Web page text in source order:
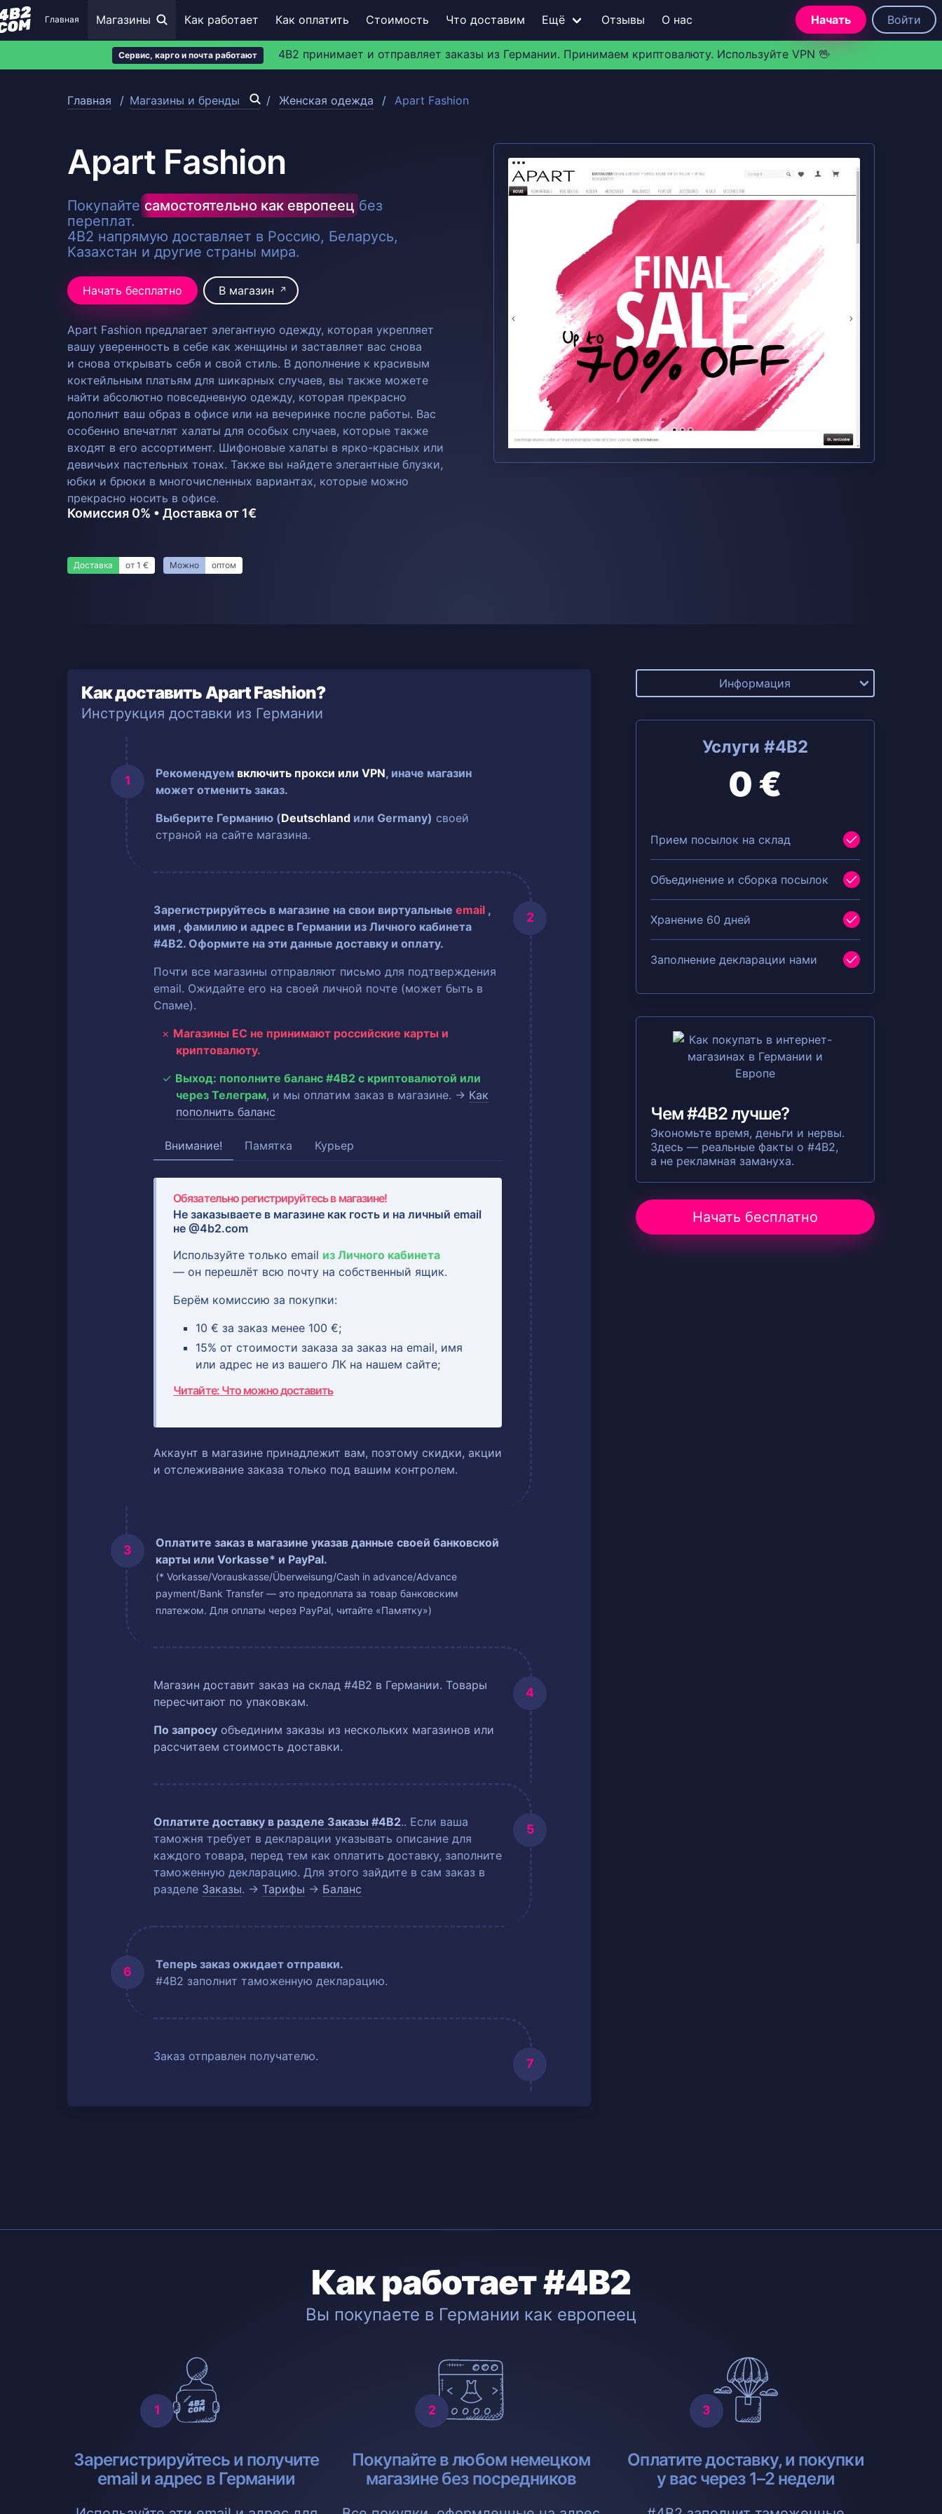
Сервис, карго и почта работают 4B2 принимает и отправляет заказы из Германии. Принимаем криптовалюту. Используйте VPN 🖖
Главная Магазины Как работает Как оплатить Стоимость Что доставим Ещё Отзывы О нас Начать Войти
Главная Магазины и бренды Женская одежда Apart Fashion
Apart Fashion
Покупайтесамостоятельно как европеец без
переплат.
4B2 напрямую доставляет в Россию, Беларусь,
Казахстан и другие страны мира.
Начать бесплатно В магазин ↗
Apart Fashion предлагает элегантную одежду, которая укрепляет
вашу уверенность в себе как женщины и заставляет вас снова
и снова открывать себя и свой стиль. В дополнение к красивым
коктейльным платьям для шикарных случаев, вы также можете
найти абсолютно повседневную одежду, которая прекрасно
дополнит ваш образ в офисе или на вечеринке после работы. Вас
особенно впечатлят халаты для особых случаев, которые также
входят в его ассортимент. Шифоновые халаты в ярко-красных или
девичьих пастельных тонах. Также вы найдете элегантные блузки,
юбки и брюки в многочисленных вариантах, которые можно
прекрасно носить в офисе.
Комиссия 0% • Доставка от 1€
Доставка от 1 € Можно оптом
Как доставить Apart Fashion?
Инструкция доставки из Германии
Рекомендуем включить прокси или VPN, иначе магазин
может отменить заказ.
Выберите Германию (Deutschland или Germany) своей
страной на сайте магазина.
Зарегистрируйтесь в магазине на свои виртуальныеemail ,
имя , фамилию и адрес в Германии из Личного кабинета
#4B2. Оформите на эти данные доставку и оплату.
Почти все магазины отправляют письмо для подтверждения
email. Ожидайте его на своей личной почте (может быть в
Спаме).
Магазины ЕС не принимают российские карты и
криптовалюту.
Выход: пополните баланс #4B2 с криптовалютой или
через Телеграм, и мы оплатим заказ в магазине. → Как
пополнить баланс
Внимание! Памятка Курьер
Обязательно регистрируйтесь в магазине!
Не заказываете в магазине как гость и наличный email
не @4b2.com
Используйте только email из Личного кабинета
— он перешлёт всю почту на собственный ящик.
Берём комиссию за покупки:
10 € за заказ менее 100 €;
15% от стоимости заказа за заказ на email, имя
или адрес не из вашего ЛК на нашем сайте;
Читайте: Что можно доставить
Аккаунт в магазине принадлежит вам, поэтому скидки, акции
и отслеживание заказа только под вашим контролем.
Оплатите заказ в магазине указав данные своей банковской
карты или Vorkasse* и PayPal.
(* Vorkasse/Vorauskasse/Überweisung/Cash in advance/Advance
payment/Bank Transfer — это предоплата за товар банковским
платежом. Для оплаты через PayPal, читайте «Памятку»)
Магазин доставит заказ на склад #4B2 в Германии. Товары
пересчитают по упаковкам.
По запросу объединим заказы из нескольких магазинов или
рассчитаем стоимость доставки.
Оплатите доставку в разделе Заказы #4B2.. Если ваша
таможня требует в декларации указывать описание для
каждого товара, перед тем как оплатить доставку, заполните
таможенную декларацию. Для этого зайдите в сам заказ в
разделе Заказы. → Тарифы → Баланс
Теперь заказ ожидает отправки.
#4B2 заполнит таможенную декларацию.
Заказ отправлен получателю.
Информация
Услуги #4B2
0 €
Прием посылок на склад
Объединение и сборка посылок
Хранение 60 дней
Заполнение декларации нами
Чем #4B2 лучше?
Экономьте время, деньги и нервы.
Здесь — реальные факты о #4B2,
а не рекламная замануха.
Начать бесплатно
Как работает #4B2
Вы покупаете в Германии как европеец
Зарегистрируйтесь и получите
email и адрес в Германии
Покупайте в любом немецком
магазине без посредников
Оплатите доставку, и покупки
у вас через 1–2 недели